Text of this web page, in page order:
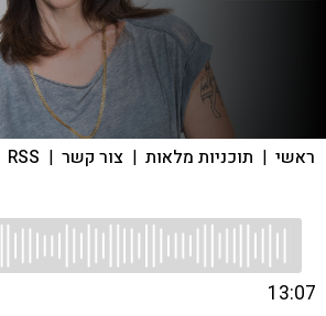
ראשי | תוכניות מלאות | צור קשר |
RSS
13:07